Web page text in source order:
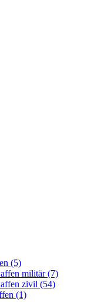
(5)
militär(7)
zivil (54)
(1)